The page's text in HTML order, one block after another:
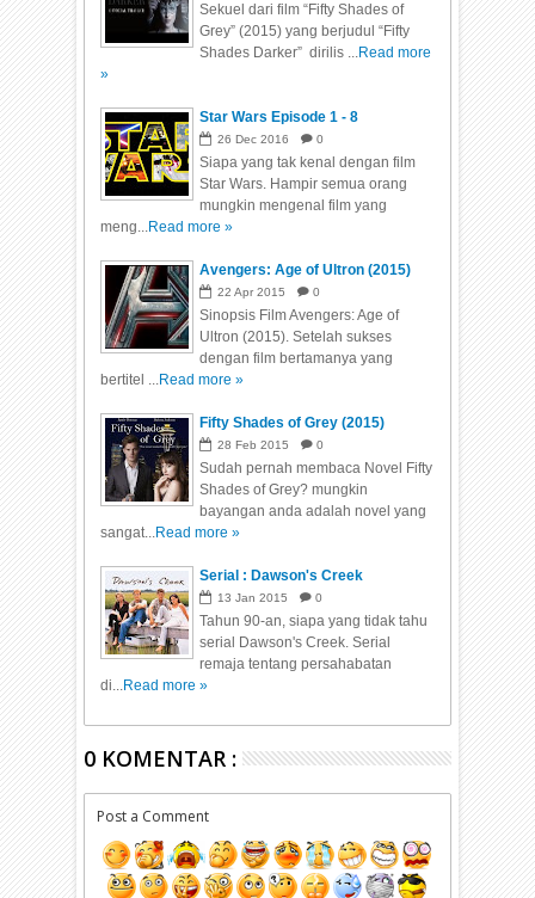
Sekuel dari film “Fifty Shades of
Grey” (2015) yang berjudul “Fifty
Shades Darker” dirilis ...Read more
»
Star Wars Episode 1 - 8
26 Dec 2016 0
Siapa yang tak kenal dengan film
Star Wars. Hampir semua orang
mungkin mengenal film yang
meng...Read more »
Avengers: Age of Ultron (2015)
22 Apr 2015 0
Sinopsis Film Avengers: Age of
Ultron (2015). Setelah sukses
dengan film bertamanya yang
bertitel ...Read more »
Fifty Shades of Grey (2015)
28 Feb 2015 0
Sudah pernah membaca Novel Fifty
Shades of Grey? mungkin
bayangan anda adalah novel yang
sangat...Read more »
Serial : Dawson's Creek
13 Jan 2015 0
Tahun 90-an, siapa yang tidak tahu
serial Dawson's Creek. Serial
remaja tentang persahabatan
di...Read more »
0 KOMENTAR :
Post a Comment